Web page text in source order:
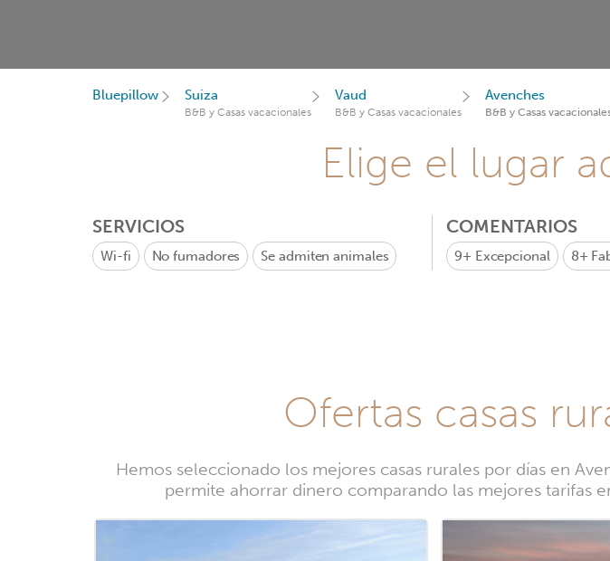
Bluepillow Suiza
B&B y Casas vacacionales
Vaud
B&B y Casas vacacionales
Avenches
B&B y Casas
Elige el lugar
SERVICIOS
Wi-fi No fumadores Se admiten animales
COMENTARIOS
9+ Excepcional 8+
Ofertas casas
Hemos seleccionado los mejores casas rurales por días en
permite ahorrar dinero comparando las mejores tarifas